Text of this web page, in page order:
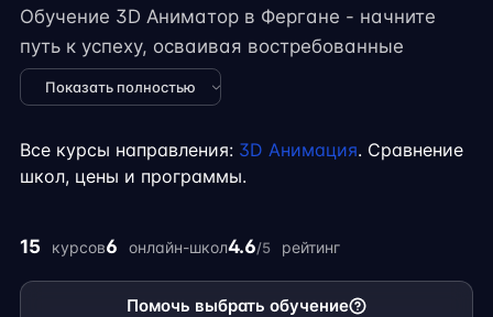
Обучение 3D Аниматор в Фергане - начните
путь к успеху, осваивая востребованные
навыки в IT. Курсы подходят для новичков и
специалистов с опытом, включают
консультации экспертов. Гибкий формат
фрилансе.
Показать полностью
Все курсы направления: 3D Анимация. Сравнение
школ, цены и программы.
15 курсов6 онлайн-школ4.6/5 рейтинг
Помочь выбрать обучение